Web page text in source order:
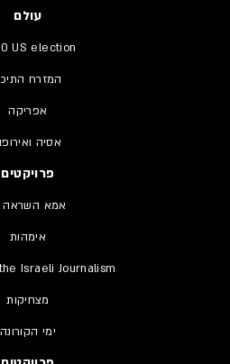
עולם
US election
המזרח
אפריקה
אסיה
פרויקטים
אמא השראה
אימהות
Israeli Journalism
מצחיקות
ימי הקורונה